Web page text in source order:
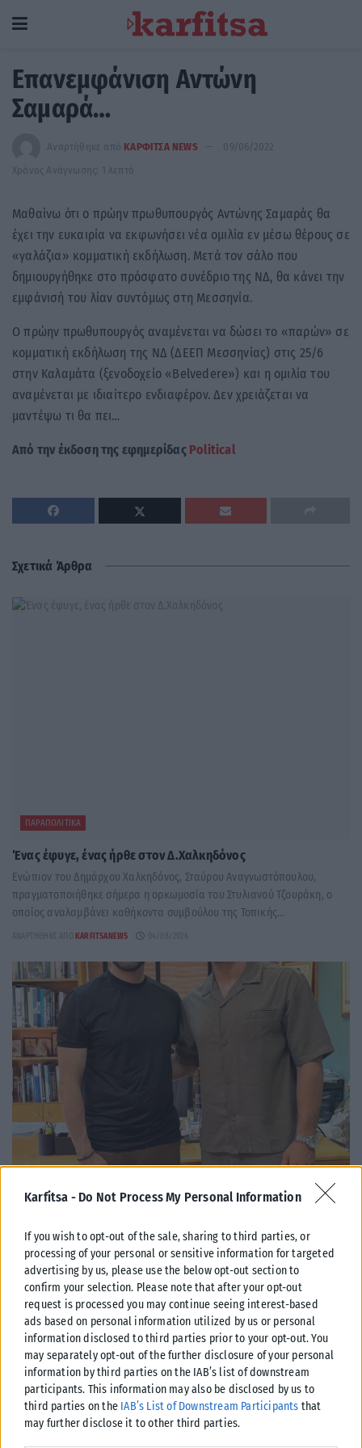
Karfitsa - Do Not Process My Personal Information
If you wish to opt-out of the sale, sharing to third parties, or
processing of your personal or sensitive information for targeted
advertising by us, please use the below opt-out section to
confirm your selection. Please note that after your opt-out
request is processed you may continue seeing interest-based
ads based on personal information utilized by us or personal
information disclosed to third parties prior to your opt-out. You
may separately opt-out of the further disclosure of your personal
information by third parties on the IAB’s list of downstream
participants. This information may also be disclosed by us to
third parties on the IAB’s List of Downstream Participants that
may further disclose it to other third parties.
Επανεμφάνιση Αντώνη
Σαμαρά…
Αναρτήθηκε από ΚΑΡΦΙΤΣΑ NEWS
09/06/2022
Χρόνος Ανάγνωσης: 1 λεπτό
Μαθαίνω ότι ο πρώην πρωθυπουργός Αντώνης Σαμαράς θα
έχει την ευκαιρία να εκφωνήσει νέα ομιλία εν μέσω θέρους σε
«γαλάζια» κομματική εκδήλωση. Μετά τον σάλο που
δημιουργήθηκε στο πρόσφατο συνέδριο της ΝΔ, θα κάνει την
εμφάνισή του λίαν συντόμως στη Μεσσηνία.
Ο πρώην πρωθυπουργός αναμένεται να δώσει το «παρών» σε
κομματική εκδήλωση της ΝΔ (ΔΕΕΠ Μεσσηνίας) στις 25/6
στην Καλαμάτα (ξενοδοχείο «Belvedere») και η ομιλία του
αναμένεται με ιδιαίτερο ενδιαφέρον. Δεν χρειάζεται να
μαντέψω τι θα πει…
Από την έκδοση της εφημερίδας Political
Σχετικά Άρθρα
ΠΑΡΑΠΟΛΙΤΙΚΆ
Ένας έφυγε, ένας ήρθε στον Δ.Χαλκηδόνος
Ενώπιον του Δημάρχου Χαλκηδόνος, Σταύρου Αναγνωστόπουλου,
πραγματοποιήθηκε σήμερα η ορκωμοσία του Στυλιανού Τζουράκη, ο
οποίος αναλαμβάνει καθήκοντα συμβούλου της Τοπικής...
ΑΝΑΡΤΉΘΗΚΕ ΑΠΌ KARFITSANEWS
Μια συμπόρευση που έχει «άρωμα» πρωταθλητή πέτυχε ο δήμαρχος
Παύλου Μελά, Δημήτρης Ασλανίδης. Τι κι αν οι δημοτικές εκλογές
αργούν...
ΑΝΑΡΤΉΘΗΚΕ ΑΠΌ ΒΟΎΛΑ ΑΛΜΑΛΙΏΤΗ 31/07/2026